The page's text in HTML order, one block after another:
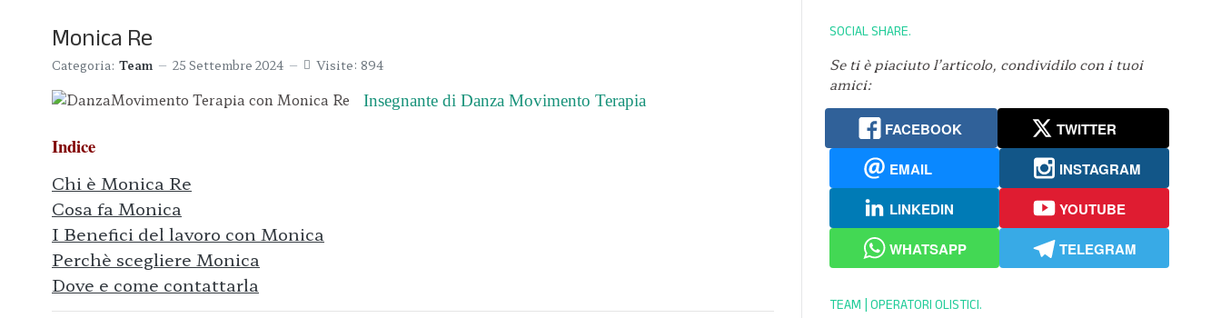
Monica Re
Categoria: Team 25 Settembre 2024 Visite: 894
Insegnante di Danza Movimento Terapia
Indice
Chi è Monica Re
Cosa fa Monica
I Benefici del lavoro con Monica
Perchè scegliere Monica
Dove e come contattarla
SOCIAL SHARE
Se ti è piaciuto l’articolo, condividilo con i tuoi
amici:
FACEBOOK
TWITTER
EMAIL
INSTAGRAM
LINKEDIN
YOUTUBE
WHATSAPP
TELEGRAM
TEAM | OPERATORI OLISTICI